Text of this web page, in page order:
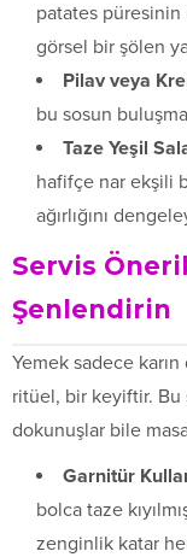
patates
görsel bir şölen
Pilav veya
bu sosun
Taze Yeşil
hafifçe nar ekşili
ağırlığını
Servis
Şenlendirin
Yemek sadece
ritüel, bir keyiftir. Bu
dokunuşlar bile
Garnitür
bolca taze
zenginlik katar